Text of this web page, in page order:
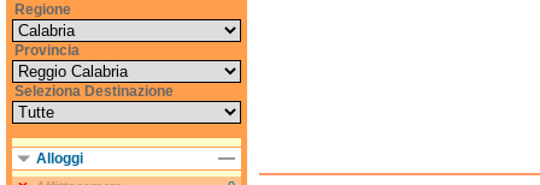
Regione
Provincia
Seleziona Destinazione
Alloggi